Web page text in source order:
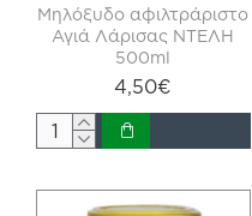
Μηλόξυδο αφιλτράριστο
Αγιά Λάρισας ΝΤΕΛΗ
500ml
4,50€